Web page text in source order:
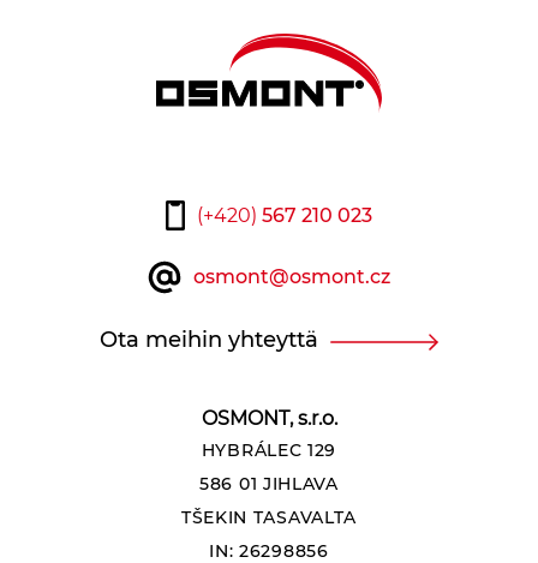
OSMONT, s.r.o.
HYBRÁLEC 129
586 01 JIHLAVA
TŠEKIN TASAVALTA
IN: 26298856
(+420) 567 210 023
osmont@osmont.cz
Ota meihin yhteyttä